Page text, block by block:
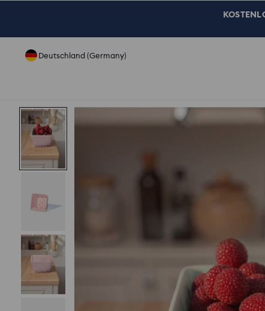
Deutschland (Germany)